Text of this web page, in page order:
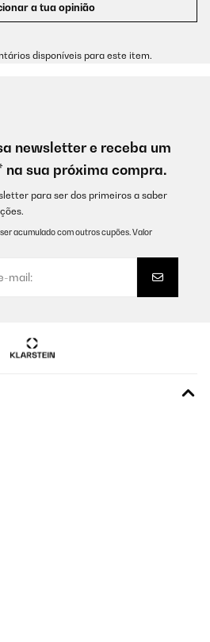
a tua opinião
disponíveis para este item.
newsletter e receba um
na sua próxima compra.
para ser dos primeiros a saber
acumulado com outros cupões. Valor